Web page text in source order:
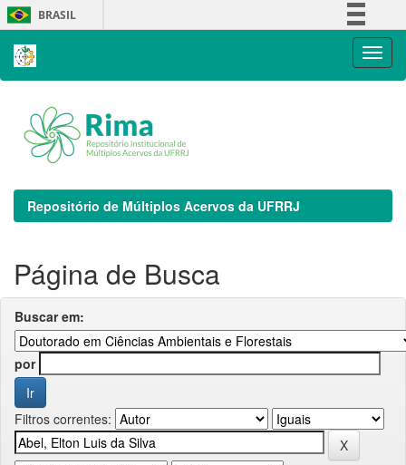
Skip
navigation
BRASIL
Repositório de Múltiplos Acervos da UFRRJ
Página de Busca
Buscar em:
por
Filtros correntes: